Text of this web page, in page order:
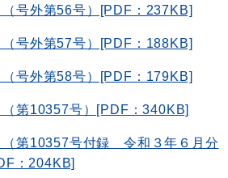
号外第56号）[PDF：237KB]
号外第57号）[PDF：188KB]
号外第58号）[PDF：179KB]
第10357号）[PDF：340KB]
（第10357号付録 令和３年６月分
：204KB]